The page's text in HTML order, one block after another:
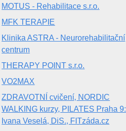
MOTUS - Rehabilitace s.r.o.
MFK TERAPIE
Klinika ASTRA - Neurorehabilitační
centrum
THERAPY POINT s.r.o.
VO2MAX
ZDRAVOTNÍ cvičení, NORDIC
WALKING kurzy, PILATES Praha 9:
Ivana Veselá, DiS., FITzáda.cz